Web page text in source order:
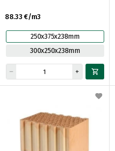
88.33 €/m3
250x375x238mm
300x250x238mm